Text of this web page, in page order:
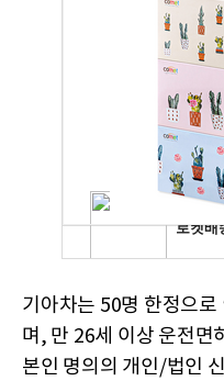
기아차는 50명 한정으로
며, 만 26세 이상 운전면
본인 명의의 개인/법인